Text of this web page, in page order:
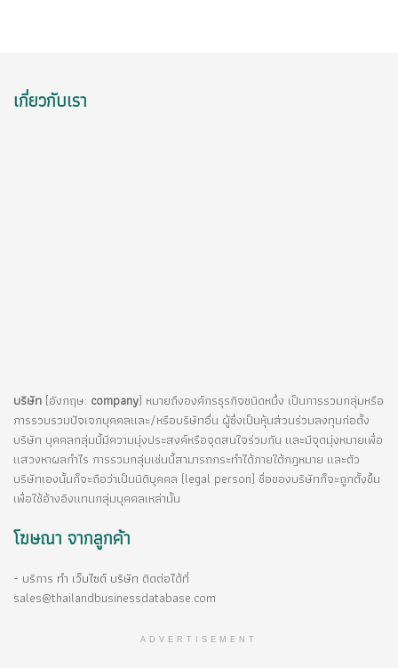
เกี่ยวกับเรา
บริษัท (อังกฤษ: company) หมายถึงองค์กรธุรกิจชนิดหนึ่ง เป็นการรวมกลุ่มหรือ
การรวบรวมปัจเจกบุคคลและ/หรือบริษัทอื่น ผู้ซึ่งเป็นหุ้นส่วนร่วมลงทุนก่อตั้ง
บริษัท บุคคลกลุ่มนี้มีความมุ่งประสงค์หรือจุดสนใจร่วมกัน และมีจุดมุ่งหมายเพื่อ
แสวงหาผลกำไร การรวมกลุ่มเช่นนี้สามารถกระทำได้ภายใต้กฎหมาย และตัว
บริษัทเองนั้นก็จะถือว่าเป็นนิติบุคคล (legal person) ชื่อของบริษัทก็จะถูกตั้งขึ้น
เพื่อใช้อ้างอิงแทนกลุ่มบุคคลเหล่านั้น
โฆษณา จากลูกค้า
- บริการ ทำ เว็บไซต์ บริษัท ติดต่อได้ที่
sales@thailandbusinessdatabase.com
ADVERTISEMENT